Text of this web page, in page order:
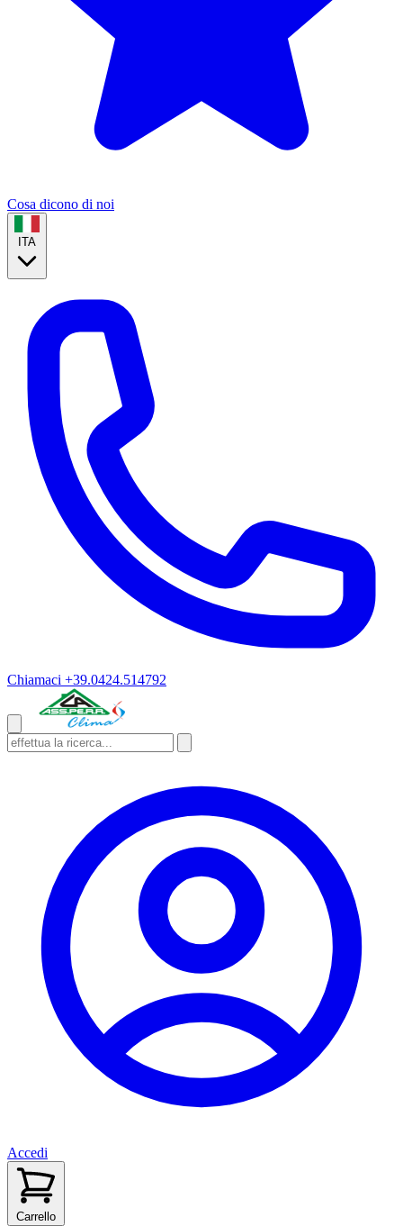
Cosa dicono di noi
ITA
Chiamaci +39.0424.514792
Accedi
Carrello